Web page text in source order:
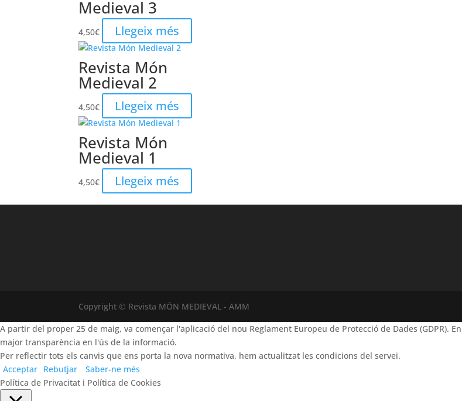
Medieval 3
4,50€ Llegeix més
Revista Món
Medieval 2
4,50€ Llegeix més
Revista Món
Medieval 1
4,50€ Llegeix més
Copyright © Revista MÓN MEDIEVAL - AMM
A partir del proper 25 de maig, va començar l'aplicació del nou Reglament Europeu de Protecció de Dades (GDPR).
major transparència en l'ús de la informació.
Per reflectir tots els canvis que ens porta la nova normativa, hem actualitzat les condicions del servei.
Acceptar Rebutjar
Saber-ne més
Política de Privacitat i Política de Cookies